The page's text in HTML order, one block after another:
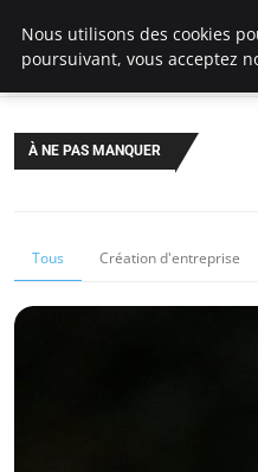
LECFCM
À NE PAS MANQUER
Tous Création d'entreprise
Nous utilisons des cookies
poursuivant, vous acceptez